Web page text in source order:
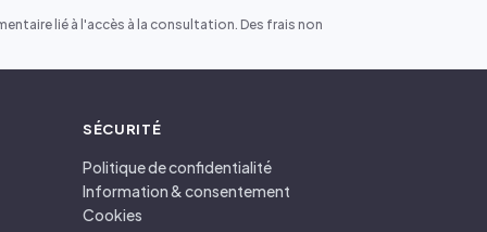
lié à l'accès à la consultation. Des frais non
SÉCURITÉ
Politique de confidentialité
Information & consentement
Cookies